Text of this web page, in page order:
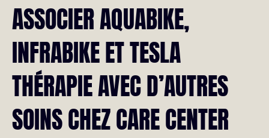
ASSOCIER AQUABIKE,
INFRABIKE ET TESLA
THÉRAPIE AVEC D’AUTRES
SOINS CHEZ CARE CENTER